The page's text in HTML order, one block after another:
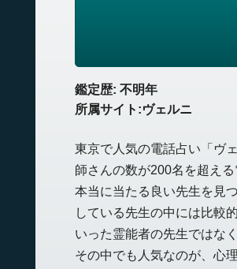
鑑定歴: 不明年
所属サイト:ヴェルニ
東京で人気の電話占い「ヴ
師さんの数が200名を超え
本当に当たる良い先生を見
している先生の中には比較
いった霊能者の先生ではな
その中でも人気なのが、心